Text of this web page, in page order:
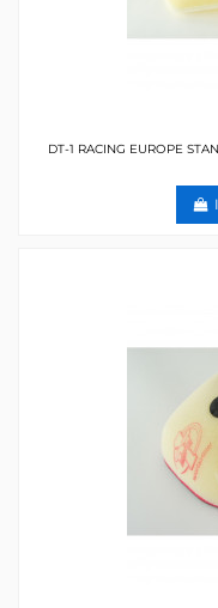
DT-1 RACING EUROPE